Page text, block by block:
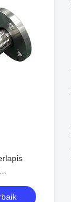
Industri